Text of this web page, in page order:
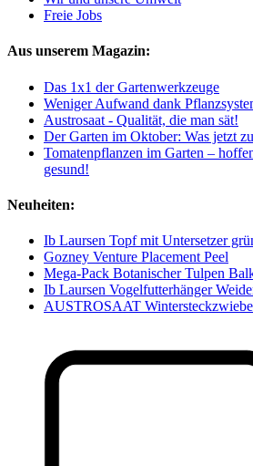
Freie Jobs
Aus unserem Magazin:
Das 1x1 der Gartenwerkzeuge
Weniger Aufwand dank
Austrosaat - Qualität, die man sät!
Der Garten im Oktober: Was jetzt
Tomatenpflanzen im Garten –
gesund!
Neuheiten:
Ib Laursen Topf mit Untersetzer
Gozney Venture Placement Peel
Mega-Pack Botanischer Tulpen
Ib Laursen Vogelfutterhänger
AUSTROSAAT